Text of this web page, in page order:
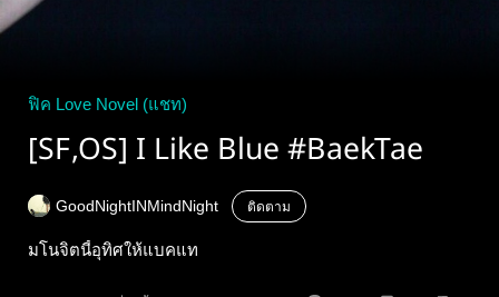
ฟิค Love Novel (แชท)
[SF,OS] I Like Blue #BaekTae
GoodNightINMindNight ติดตาม
มโนจิตนี้อุทิศให้แบคแท